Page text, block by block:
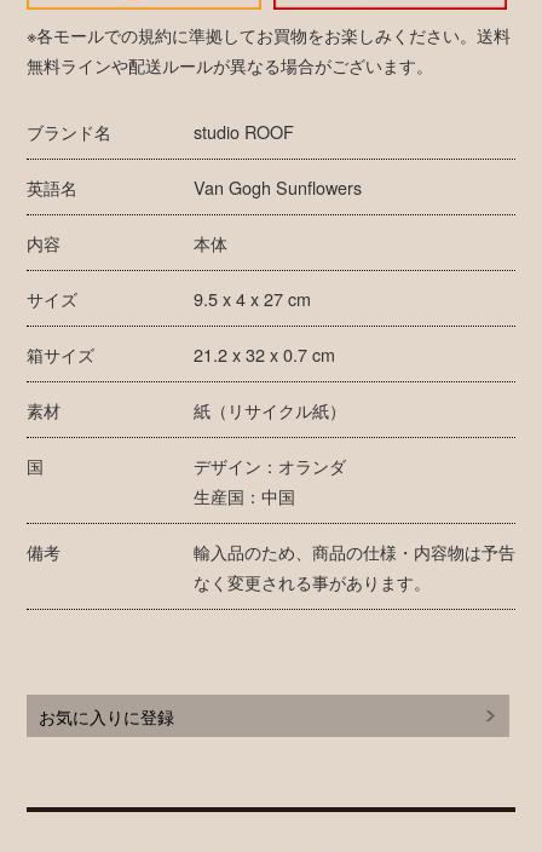
※各モールでの規約に準拠してお買物をお楽しみください。送料
無料ラインや配送ルールが異なる場合がございます。
ブランド名 studio ROOF
英語名 Van Gogh Sunflowers
内容 本体
サイズ 9.5 x 4 x 27 cm
箱サイズ 21.2 x 32 x 0.7 cm
素材 紙（リサイクル紙）
国
デザイン：オランダ
生産国：中国
備考
輸入品のため、商品の仕様・内容物は予告
なく変更される事があります。
お気に入りに登録